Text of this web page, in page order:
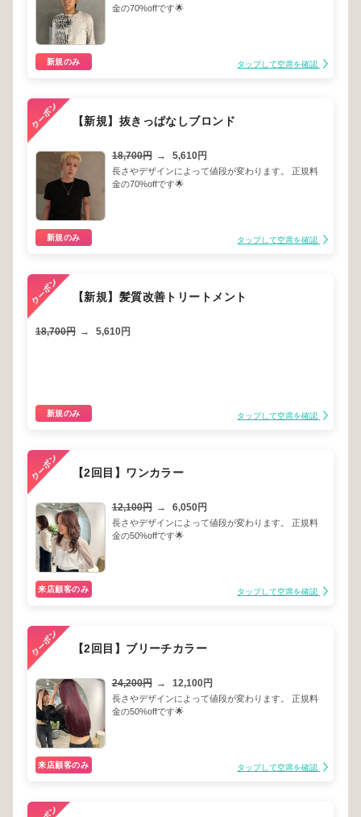
金の70%offです🌟
新規のみ タップして空席を確認
【新規】抜きっぱなしブロンド
18,700円 → 5,610円
長さやデザインによって値段が変わります。 正規料
金の70%offです🌟
新規のみ タップして空席を確認
【新規】髪質改善トリートメント
18,700円 → 5,610円
新規のみ タップして空席を確認
【2回目】ワンカラー
12,100円 → 6,050円
長さやデザインによって値段が変わります。 正規料
金の50%offです🌟
来店顧客のみ タップして空席を確認
【2回目】ブリーチカラー
24,200円 → 12,100円
長さやデザインによって値段が変わります。 正規料
金の50%offです🌟
来店顧客のみ タップして空席を確認